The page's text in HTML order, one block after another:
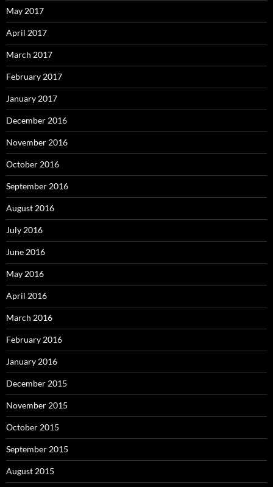
May 2017
April 2017
March 2017
February 2017
January 2017
December 2016
November 2016
October 2016
September 2016
August 2016
July 2016
June 2016
May 2016
April 2016
March 2016
February 2016
January 2016
December 2015
November 2015
October 2015
September 2015
August 2015